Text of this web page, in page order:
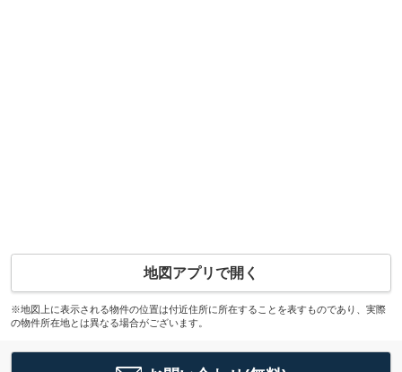
地図アプリで開く
※地図上に表示される物件の位置は付近住所に所在することを表すものであり、実際
の物件所在地とは異なる場合がございます。